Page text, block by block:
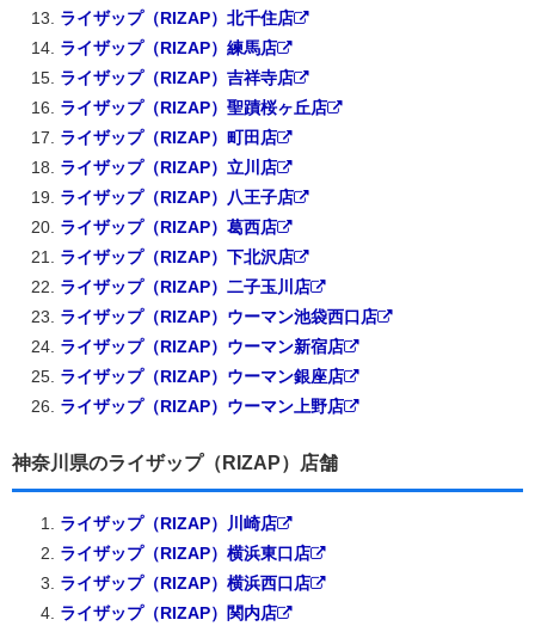
ライザップ（RIZAP）北千住店
ライザップ（RIZAP）練馬店
ライザップ（RIZAP）吉祥寺店
ライザップ（RIZAP）聖蹟桜ヶ丘店
ライザップ（RIZAP）町田店
ライザップ（RIZAP）立川店
ライザップ（RIZAP）八王子店
ライザップ（RIZAP）葛西店
ライザップ（RIZAP）下北沢店
ライザップ（RIZAP）二子玉川店
ライザップ（RIZAP）ウーマン池袋西口店
ライザップ（RIZAP）ウーマン新宿店
ライザップ（RIZAP）ウーマン銀座店
ライザップ（RIZAP）ウーマン上野店
神奈川県のライザップ（RIZAP）店舗
ライザップ（RIZAP）川崎店
ライザップ（RIZAP）横浜東口店
ライザップ（RIZAP）横浜西口店
ライザップ（RIZAP）関内店